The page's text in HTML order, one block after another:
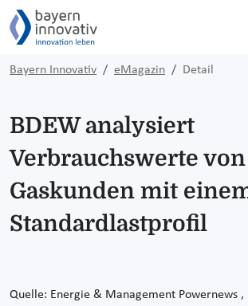
Bayern Innovativ eMagazin Detail
BDEW analysiert
Verbrauchswerte von
Gaskunden mit
Standardlastprofil
Quelle: Energie & Management Powernews ,